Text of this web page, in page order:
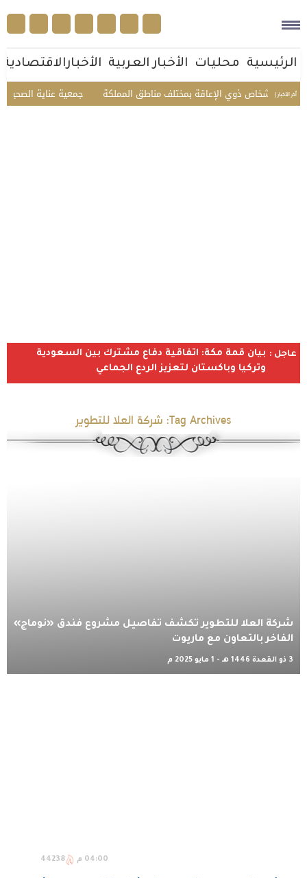
الرئيسية محليات الأخبار العربية الأخبارالاقتصادية
أخر الأخبار | جمعية عناية الصحية تقدم خدماتها لـ 6,980 مستفيدًا خلال يوليو
عاجل : بيان قمة مكة: اتفاقية دفاع مشترك بين السعودية
وتركيا وباكستان لتعزيز الردع الجماعي
Tag Archives: شركة العلا للتطوير
شركة العلا للتطوير تكشف تفاصيل مشروع فندق «نوماج»
الفاخر بالتعاون مع ماريوت
3 ذو القعدة 1446 هـ - 1 مايو 2025 م
04:00 م 44238